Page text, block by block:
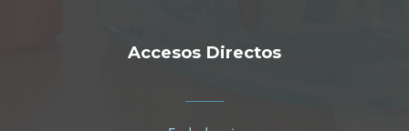
Accesos Directos